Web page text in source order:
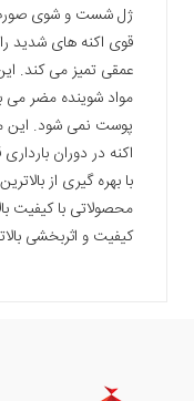
ژل شست و شوی صورت
قوی اکنه های شدید
عمقی تمیز می کند.
مواد شوینده مضر می
پوست نمی شود. این
اکنه در دوران
با بهره گیری از
محصولاتی با کیفیت
کیفیت و اثربخشی